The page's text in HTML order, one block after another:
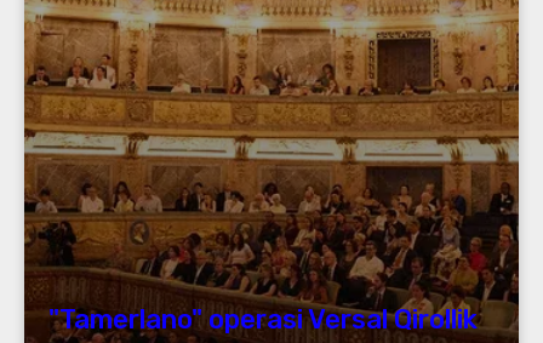
"Tamerlano" operasi Versal Qirollik